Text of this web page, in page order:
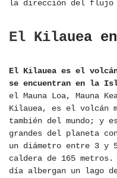
la dirección del flujo
El Kilauea
El Kilauea es el
se encuentran en la
el Mauna Loa, Mauna
Kilauea, es el volcán
también del mundo; y
grandes del planeta
un diámetro entre 3 y
caldera de 165
día albergan un lago